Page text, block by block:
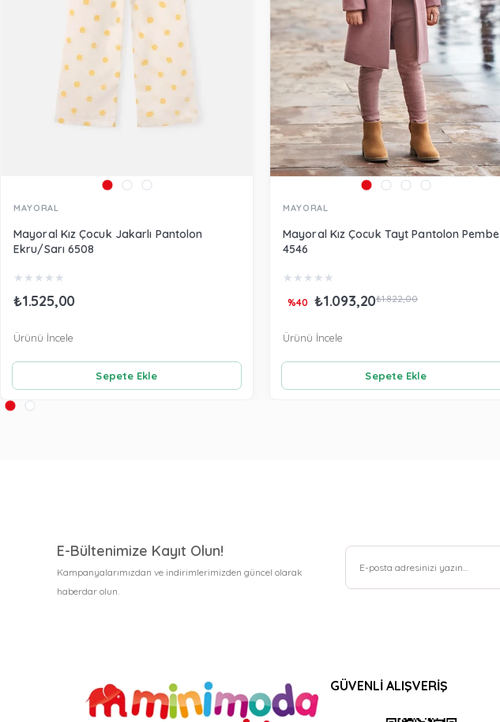
MAYORAL
Mayoral Kız Çocuk Jakarlı Pantolon
Ekru/Sarı 6508
★ ★ ★ ★ ★
₺1.525,00
Sepete Ekle
Ürünü İncele
MAYORAL
Mayoral Kız Çocuk Tayt Pantolon Pembe
4546
★ ★ ★ ★ ★
₺1.093,20₺1.822,00
%40
Sepete Ekle
Ürünü İncele
E-Bültenimize Kayıt Olun!
Kampanyalarımızdan ve indirimlerimizden güncel olarak
haberdar olun.
GÜVENLİ ALIŞVERİŞ